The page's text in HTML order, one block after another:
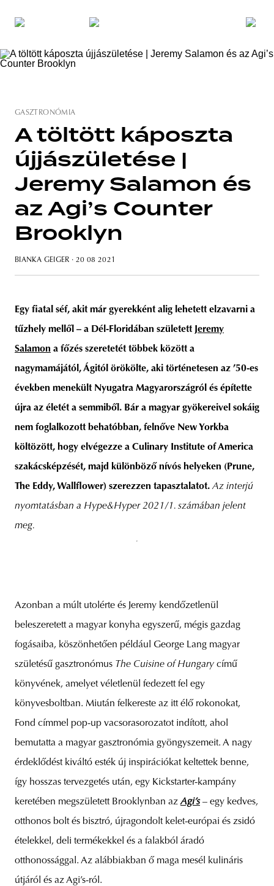
GASZTRONÓMIA
A töltött káposzta
újjászületése |
Jeremy Salamon és
az Agi’s Counter
Brooklyn
BIANKA GEIGER · 20 08 2021
Egy fiatal séf, akit már gyerekként alig lehetett elzavarni a
tűzhely mellől – a Dél-Floridában született Jeremy
Salamon a főzés szeretetét többek között a
nagymamájától, Ágitól örökölte, aki történetesen az ’50-es
években menekült Nyugatra Magyarországról és építette
újra az életét a semmiből. Bár a magyar gyökereivel sokáig
nem foglalkozott behatóbban, felnőve New Yorkba
költözött, hogy elvégezze a Culinary Institute of America
szakácsképzését, majd különböző nívós helyeken (Prune,
The Eddy, Wallflower) szerezzen tapasztalatot.Az interjú
nyomtatásban a Hype&Hyper 2021/1. számában jelent
meg.
Azonban a múlt utolérte és Jeremy kendőzetlenül
beleszeretett a magyar konyha egyszerű, mégis gazdag
fogásaiba, köszönhetően például George Lang magyar
születésű gasztronómus The Cuisine of Hungary című
könyvének, amelyet véletlenül fedezett fel egy
könyvesboltban. Miután felkereste az itt élő rokonokat,
Fond címmel pop-up vacsorasorozatot indított, ahol
bemutatta a magyar gasztronómia gyöngyszemeit. A nagy
érdeklődést kiváltó esték új inspirációkat keltettek benne,
így hosszas tervezgetés után, egy Kickstarter-kampány
keretében megszületett Brooklynban azAgi’s– egy kedves,
otthonos bolt és bisztró, újragondolt kelet-európai és zsidó
ételekkel, deli termékekkel és a falakból áradó
otthonossággal. Az alábbiakban ő maga mesél kulináris
útjáról és az Agi’s-ról.